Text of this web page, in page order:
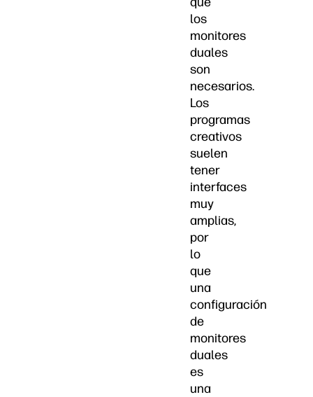
los
monitores
duales
son
necesarios.
Los
programas
creativos
suelen
tener
interfaces
muy
amplias,
por
lo
que
una
configuración
de
monitores
duales
es
una